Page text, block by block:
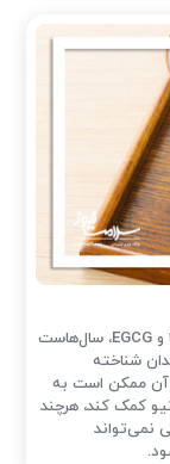
چای سبز به‌دلیل داشتن ترکیباتی مانند کاتچین‌ها و EGCG، سال‌هاست
شناخته
ممکن است به
کمک کند، هرچند
نمی‌تواند